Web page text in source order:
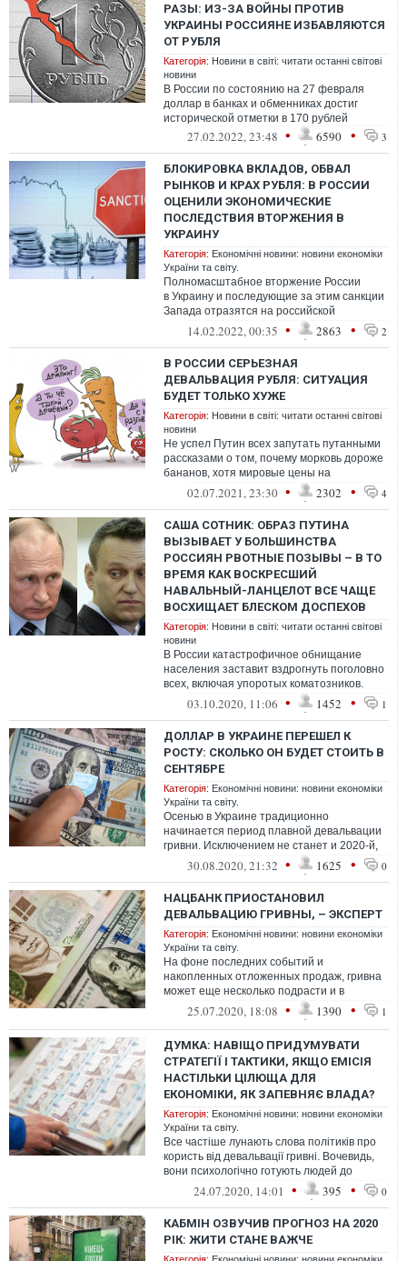
РАЗЫ: ИЗ-ЗА ВОЙНЫ ПРОТИВ
УКРАИНЫ РОССИЯНЕ ИЗБАВЛЯЮТСЯ
ОТ РУБЛЯ
Категорія: Новини в світі: читати останні світові
новини
В России по состоянию на 27 февраля
доллар в банках и обменниках достиг
исторической отметки в 170 рублей
27.02.2022, 23:48 • 6590 • 3
БЛОКИРОВКА ВКЛАДОВ, ОБВАЛ
РЫНКОВ И КРАХ РУБЛЯ: В РОССИИ
ОЦЕНИЛИ ЭКОНОМИЧЕСКИЕ
ПОСЛЕДСТВИЯ ВТОРЖЕНИЯ В
УКРАИНУ
Категорія: Економічні новини: новини економіки
України та світу.
Полномасштабное вторжение России
в Украину и последующие за этим санкции
Запада отразятся на российской
экономике и благосостоянии россиян
14.02.2022, 00:35 • 2863 • 2
В РОССИИ СЕРЬЕЗНАЯ
ДЕВАЛЬВАЦИЯ РУБЛЯ: СИТУАЦИЯ
БУДЕТ ТОЛЬКО ХУЖЕ
Категорія: Новини в світі: читати останні світові
новини
Не успел Путин всех запутать путанными
рассказами о том, почему морковь дороже
бананов, хотя мировые цены на
продовольствие растут... как цены
02.07.2021, 23:30 • 2302 • 4
САША СОТНИК: ОБРАЗ ПУТИНА
ВЫЗЫВАЕТ У БОЛЬШИНСТВА
РОССИЯН РВОТНЫЕ ПОЗЫВЫ – В ТО
ВРЕМЯ КАК ВОСКРЕСШИЙ
НАВАЛЬНЫЙ-ЛАНЦЕЛОТ ВСЕ ЧАЩЕ
ВОСХИЩАЕТ БЛЕСКОМ ДОСПЕХОВ
Категорія: Новини в світі: читати останні світові
новини
В России катастрофичное обнищание
населения заставит вздрогнуть поголовно
всех, включая упоротых коматозников.
Даже им станет понятно, что путиномика ...
03.10.2020, 11:06 • 1452 • 1
ДОЛЛАР В УКРАИНЕ ПЕРЕШЕЛ К
РОСТУ: СКОЛЬКО ОН БУДЕТ СТОИТЬ В
СЕНТЯБРЕ
Категорія: Економічні новини: новини економіки
України та світу.
Осенью в Украине традиционно
начинается период плавной девальвации
гривни. Исключением не станет и 2020-й,
уверены аналитики. В первую неделю
30.08.2020, 21:32 • 1625 • 0
НАЦБАНК ПРИОСТАНОВИЛ
ДЕВАЛЬВАЦИЮ ГРИВНЫ, – ЭКСПЕРТ
Категорія: Економічні новини: новини економіки
України та світу.
На фоне последних событий и
накопленных отложенных продаж, гривна
может еще несколько подрасти и в
краткосрочном периоде будет стремиться
25.07.2020, 18:08 • 1390 • 1
ДУМКА: НАВІЩО ПРИДУМУВАТИ
СТРАТЕГІЇ І ТАКТИКИ, ЯКЩО ЕМІСІЯ
НАСТІЛЬКИ ЦІЛЮЩА ДЛЯ
ЕКОНОМІКИ, ЯК ЗАПЕВНЯЄ ВЛАДА?
Категорія: Економічні новини: новини економіки
України та світу.
Все частіше лунають слова політиків про
користь від девальвації гривні. Вочевидь,
вони психологічно готують людей до
наслідків друку грошей.
24.07.2020, 14:01 • 395 • 0
КАБМІН ОЗВУЧИВ ПРОГНОЗ НА 2020
РІК: ЖИТИ СТАНЕ ВАЖЧЕ